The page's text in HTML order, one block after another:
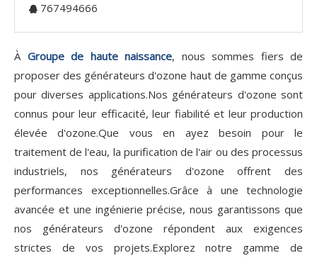
 767494666
À Groupe de haute naissance, nous sommes fiers de
proposer des générateurs d'ozone haut de gamme conçus
pour diverses applications.Nos générateurs d'ozone sont
connus pour leur efficacité, leur fiabilité et leur production
élevée d'ozone.Que vous en ayez besoin pour le
traitement de l'eau, la purification de l'air ou des processus
industriels, nos générateurs d'ozone offrent des
performances exceptionnelles.Grâce à une technologie
avancée et une ingénierie précise, nous garantissons que
nos générateurs d'ozone répondent aux exigences
strictes de vos projets.Explorez notre gamme de